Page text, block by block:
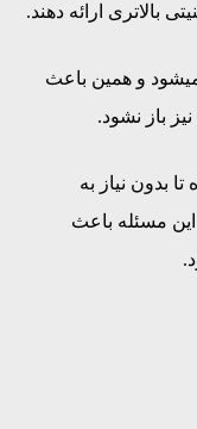
بالاتری ارائه دهند.
و همین باعث
باز نشود.
بدون نیاز به
مسئله باعث